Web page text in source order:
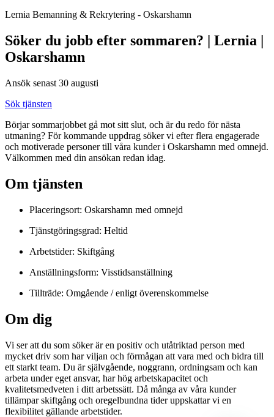
Lernia Bemanning & Rekrytering - Oskarshamn
Söker du jobb efter sommaren? | Lernia |
Oskarshamn
Ansök senast 30 augusti
Sök tjänsten
Börjar sommarjobbet gå mot sitt slut, och är du redo för nästa
utmaning? För kommande uppdrag söker vi efter flera engagerade
och motiverade personer till våra kunder i Oskarshamn med omnejd.
Välkommen med din ansökan redan idag.
Om tjänsten
Placeringsort: Oskarshamn med omnejd
Tjänstgöringsgrad: Heltid
Arbetstider: Skiftgång
Anställningsform: Visstidsanställning
Tillträde: Omgående / enligt överenskommelse
Om dig
Vi ser att du som söker är en positiv och utåtriktad person med
mycket driv som har viljan och förmågan att vara med och bidra till
ett starkt team. Du är självgående, noggrann, ordningsam och kan
arbeta under eget ansvar, har hög arbetskapacitet och
kvalitetsmedveten i ditt arbetssätt. Då många av våra kunder
tillämpar skiftgång och oregelbundna tider uppskattar vi en
flexibilitet gällande arbetstider.